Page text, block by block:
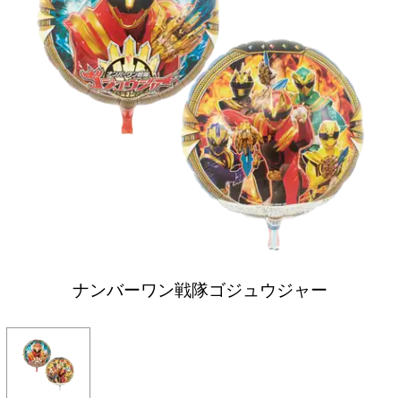
ナンバーワン戦隊ゴジュウジャー